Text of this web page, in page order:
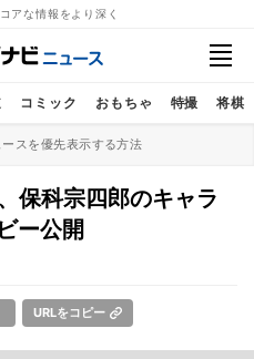
アな情報をより深く
コミック おもちゃ 特撮 将棋
スを優先表示する方法
保科宗四郎のキャラ
ー公開
URLをコピー